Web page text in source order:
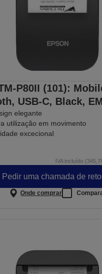
P80II (101):
USB-C, Black,
elegante
utilização em movimento
excecional
IVA incluído
Pedir uma chamada de
Onde comprar